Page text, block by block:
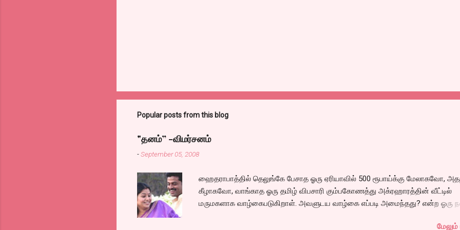
Popular posts from this blog
"தனம்” -விமர்சனம்
-September 05, 2008
ஹைதராபாத்தில் தெலுங்கே பேசாத ஓரு ஏரியாவில் 500 ரூபாய்க்கு மேலாகவோ,
கீழாகவோ, வாங்காத ஓரு தமிழ் விபசாரி கும்பகோணத்து அக்ரஹாரத்தின் வீட்டில்
மருமகளாக வாழ்கைபடுகிறாள். அவளுடய வாழ்கை எப்படி அமைந்தது? என்ற ஓரு
குழப்பி, நம்பமுடியாத திரைக்கதையால் சொதப்பி,சங்கீதாவை ஏதோ ரஜினியை போல
மேலும்